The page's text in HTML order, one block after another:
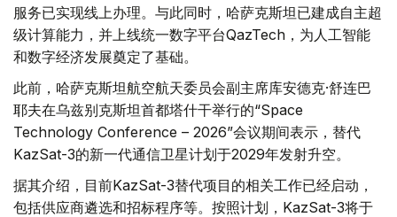
服务已实现线上办理。与此同时，哈萨克斯坦已建成自主超
级计算能力，并上线统一数字平台QazTech，为人工智能
和数字经济发展奠定了基础。
此前，哈萨克斯坦航空航天委员会副主席库安德克·舒连巴
耶夫在乌兹别克斯坦首都塔什干举行的“Space
Technology Conference – 2026”会议期间表示，替代
KazSat-3的新一代通信卫星计划于2029年发射升空。
据其介绍，目前KazSat-3替代项目的相关工作已经启动，
包括供应商遴选和招标程序等。按照计划，KazSat-3将于